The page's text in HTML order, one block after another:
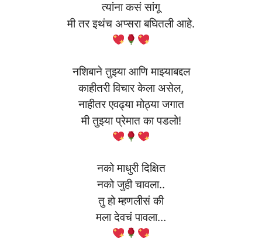
त्यांना कसं सांगू
मी तर इथंच अप्सरा बघितली आहे.
नशिबाने तुझ्या आणि माझ्याबद्दल
काहीतरी विचार केला असेल,
नाहीतर एवढ्या मोठ्या जगात
मी तुझ्या प्रेमात का पडलो!
नको माधुरी दिक्षित
नको जुही चावला..
तु हो म्हणलीसं की
मला देवचं पावला…